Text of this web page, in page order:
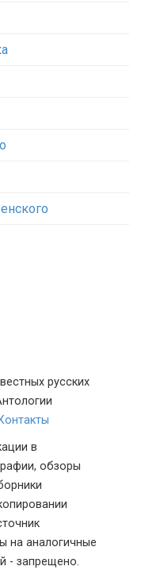
русских
Контакты
в
обзоры
на аналогичные
- запрещено.